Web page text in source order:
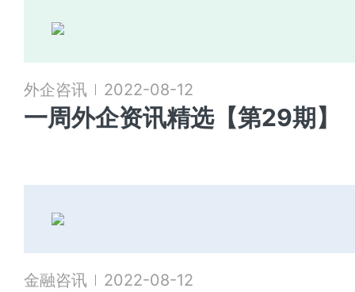
外企咨讯 2022-08-12
一周外企资讯精选【第29期】
金融咨讯 2022-08-12